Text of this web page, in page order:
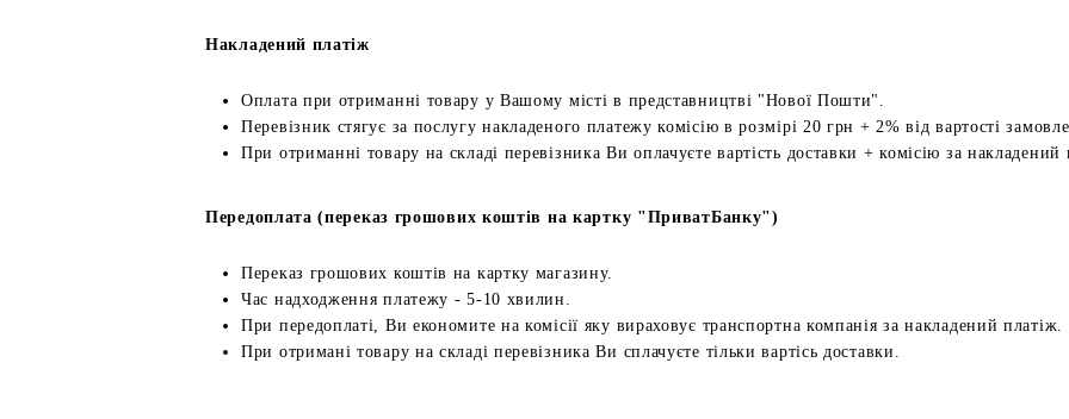
Накладений платіж
Оплата при отриманні товару у Вашому місті в представництві "Нової Пошти".
Перевізник стягує за послугу накладеного платежу комісію в розмірі 20 грн + 2% від вартості
При отриманні товару на складі перевізника Ви оплачуєте вартість доставки + комісію за накладений
Передоплата (переказ грошових коштів на картку "ПриватБанку")
Переказ грошових коштів на картку магазину.
Час надходження платежу - 5-10 хвилин.
При передоплаті, Ви економите на комісії яку вираховує транспортна компанія за накладений платіж.
При отримані товару на складі перевізника Ви сплачуєте тільки вартісь доставки.